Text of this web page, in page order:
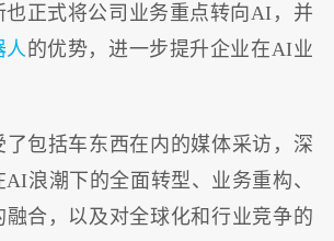
也正式将公司业务重点转向AI，并
人 的优势，进一步提升企业在AI业
了包括车东西在内的媒体采访，深
浪潮下的全面转型、业务重构、
融合，以及对全球化和行业竞争的